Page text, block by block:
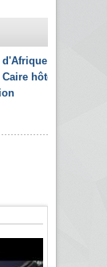
d'Afrique
hôte